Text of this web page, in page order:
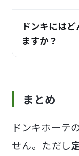
ドンキには
ますか？
まとめ
ドンキホーテ
せん。ただし